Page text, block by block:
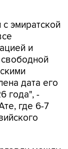
эмиратской
и
дата его
года", -
где 6-7